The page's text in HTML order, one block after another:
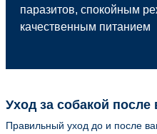
паразитов, спокойным
качественным питанием
Уход за собакой после
Правильный уход до и после